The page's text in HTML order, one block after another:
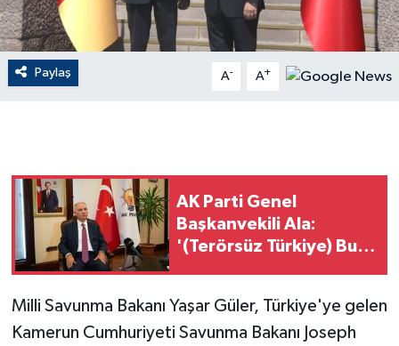
Paylaş A- A+
AK Parti Genel
Başkanvekili Ala:
'(Terörsüz Türkiye) Bu
Türkiye'yi
prangalarından
Milli Savunma Bakanı Yaşar Güler, Türkiye'ye gelen
Kamerun Cumhuriyeti Savunma Bakanı Joseph
EKONOMİ
English News
Gayrimenkul
GENEL
Güvenlik